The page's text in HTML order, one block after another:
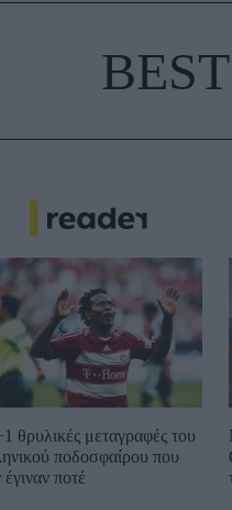
θρυλικές μεταγραφές του
ποδοσφαίρου που
έγιναν ποτέ